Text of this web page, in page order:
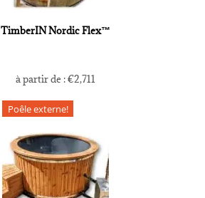
TimberIN Nordic Flex™
à partir de :€2,711
Poêle externe!